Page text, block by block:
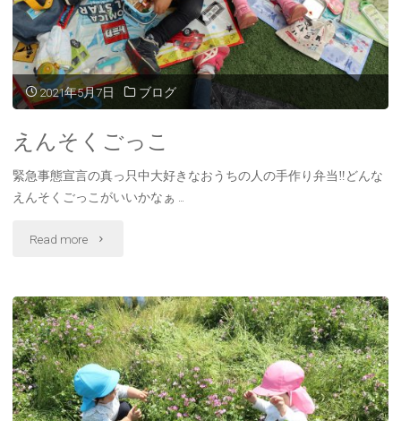
2021年5月7日 ブログ
えんそくごっこ
緊急事態宣言の真っ只中大好きなおうちの人の手作り弁当‼どんな
えんそくごっこがいいかなぁ …
Read more "え
そ
く
ご
っ